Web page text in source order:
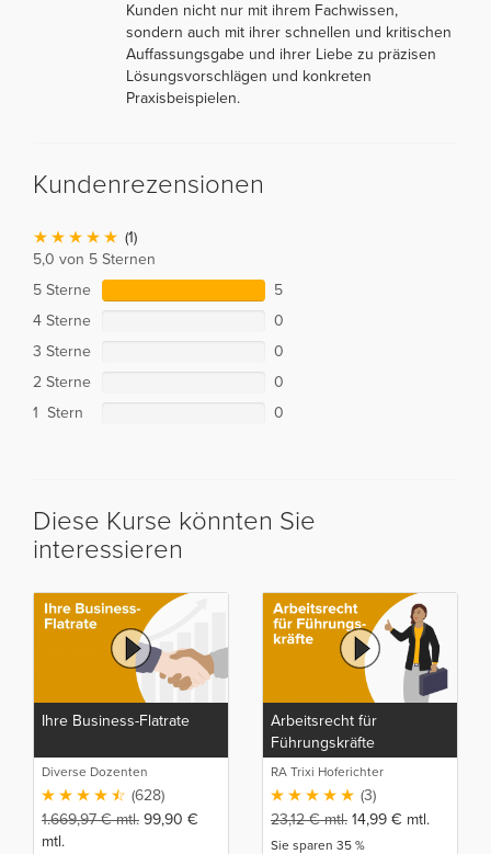
Kunden nicht nur mit ihrem Fachwissen,
sondern auch mit ihrer schnellen und kritischen
Auffassungsgabe und ihrer Liebe zu präzisen
Lösungsvorschlägen und konkreten
Praxisbeispielen.
Kundenrezensionen
(1)
5,0 von 5 Sternen
5 Sterne
5
4 Sterne
0
3 Sterne
0
2 Sterne
0
1 Stern
0
Diese Kurse könnten Sie
interessieren
Ihre Business-Flatrate
Diverse Dozenten
(628)
1.669,97€mtl. 99,90 €
mtl.
Arbeitsrecht für
Führungskräfte
RA Trixi Hoferichter
(3)
23,12€mtl. 14,99 € mtl.
Sie sparen 35 %